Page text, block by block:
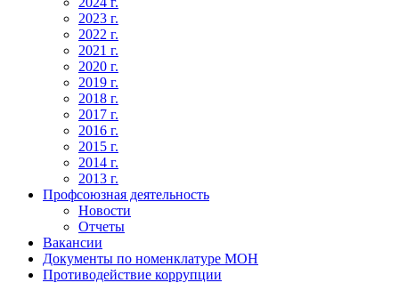
2023 г.
2022 г.
2021 г.
2020 г.
2019 г.
2018 г.
2017 г.
2016 г.
2015 г.
2014 г.
2013 г.
Профсоюзная деятельность
Новости
Отчеты
Вакансии
Документы по номенклатуре МОН
Противодействие коррупции